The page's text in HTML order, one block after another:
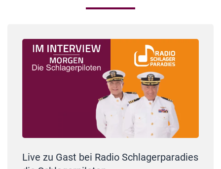
Live zu Gast bei Radio Schlagerparadies